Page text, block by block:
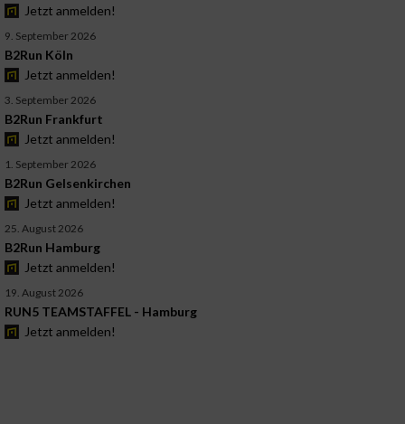
Jetzt anmelden!
9. September 2026
B2Run Köln
Jetzt anmelden!
3. September 2026
B2Run Frankfurt
Jetzt anmelden!
1. September 2026
B2Run Gelsenkirchen
Jetzt anmelden!
25. August 2026
B2Run Hamburg
Jetzt anmelden!
19. August 2026
RUN5 TEAMSTAFFEL - Hamburg
Jetzt anmelden!